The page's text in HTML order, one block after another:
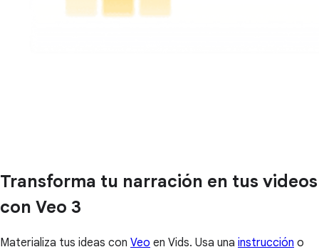
Transforma tu narración en tus videos
con Veo 3
Materializa tus ideas con Veo en Vids. Usa una instrucción o